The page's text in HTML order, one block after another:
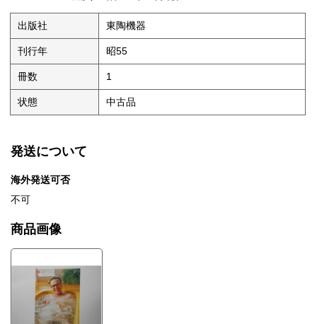
出版社 東陶機器
刊行年 昭55
冊数 1
状態 中古品
発送について
海外発送可否
不可
商品画像